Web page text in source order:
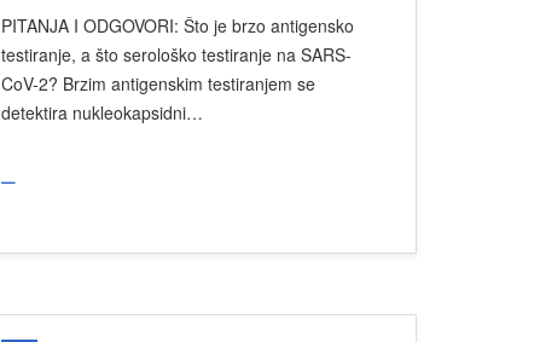
PITANJA I ODGOVORI: Što je brzo antigensko
testiranje, a što serološko testiranje na SARS-
CoV-2? Brzim antigenskim testiranjem se
detektira nukleokapsidni…